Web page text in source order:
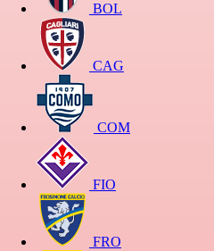
BOL
CAG
COM
FIO
FRO